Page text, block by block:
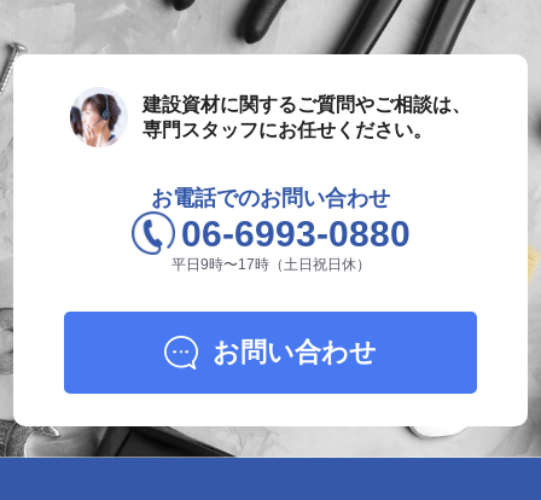
建設資材に関するご質問やご相談は、
専門スタッフにお任せください。
お電話でのお問い合わせ
06-6993-0880
平日9時〜17時（土日祝日休）
お問い合わせ